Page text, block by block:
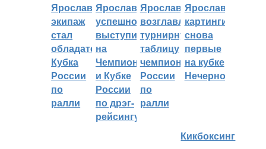
Ярославский
экипаж
стал
обладателем
Кубка
России
по
ралли
Ярославцы
успешно
выступили
на
Чемпионате
и Кубке
России
по дрэг-
рейсингу
Ярославцы
возглавляют
турнирную
таблицу
чемпионата
России
по
ралли
Ярославские
картингисты
снова
первые
на кубке
Нечерноземья
Кикбоксинг